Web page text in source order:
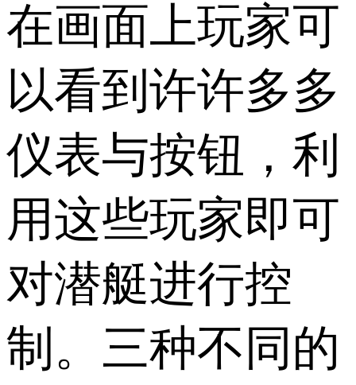
在画面上玩家可
以看到许许多多
仪表与按钮，利
用这些玩家即可
对潜艇进行控
制。三种不同的